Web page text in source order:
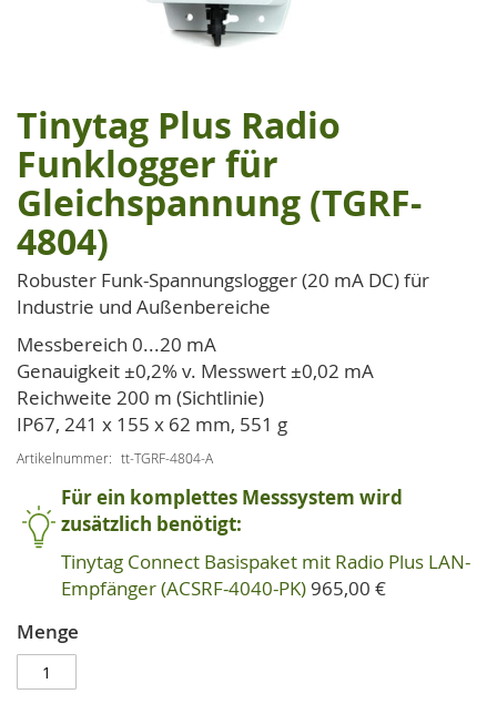
Zum
Anfang
der
Bildgalerie
springen
Tinytag Plus Radio
Funklogger für
Gleichspannung (TGRF-
4804)
Robuster Funk-Spannungslogger (20 mA DC) für
Industrie und Außenbereiche
Messbereich 0...20 mA
Genauigkeit ±0,2% v. Messwert ±0,02 mA
Reichweite 200 m (Sichtlinie)
IP67, 241 x 155 x 62 mm, 551 g
Artikelnummer tt-TGRF-4804-A
Für ein komplettes Messsystem wird
zusätzlich benötigt:
Tinytag Connect Basispaket mit Radio Plus LAN-
Empfänger (ACSRF-4040-PK) 965,00 €
Menge